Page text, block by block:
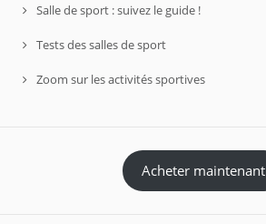
Salle de sport : suivez le guide !
Tests des salles de sport
Zoom sur les activités sportives
Acheter maintenant